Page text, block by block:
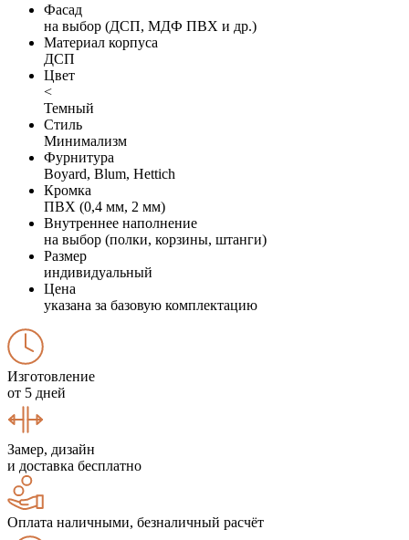
Фасад
на выбор (ДСП, МДФ ПВХ и др.)
Материал корпуса
ДСП
Цвет
<
Темный
Стиль
Минимализм
Фурнитура
Boyard, Blum, Hettich
Кромка
ПВХ (0,4 мм, 2 мм)
Внутреннее наполнение
на выбор (полки, корзины, штанги)
Размер
индивидуальный
Цена
указана за базовую комплектацию
Изготовление
от 5 дней
Замер, дизайн
и доставка бесплатно
Оплата наличными, безналичный расчёт